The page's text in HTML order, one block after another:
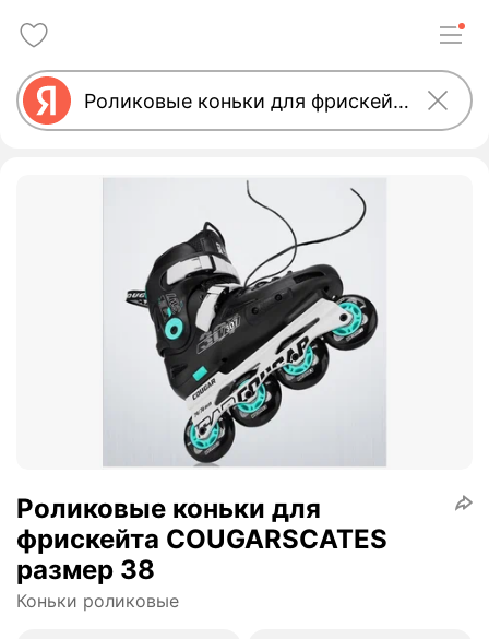
Роликовые коньки для
фрискейта COUGARSCATES
размер 38
Коньки роликовые